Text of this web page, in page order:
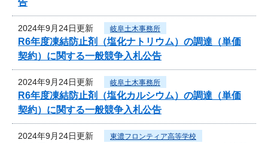
2024年9月24日更新 岐阜土木事務所
R6年度凍結防止剤（塩化ナトリウム）の調達（単価
契約）に関する一般競争入札公告
2024年9月24日更新 岐阜土木事務所
R6年度凍結防止剤（塩化カルシウム）の調達（単価
契約）に関する一般競争入札公告
2024年9月24日更新 東濃フロンティア高等学校